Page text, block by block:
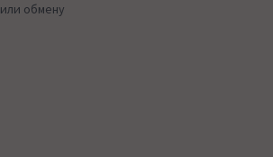
или обмену